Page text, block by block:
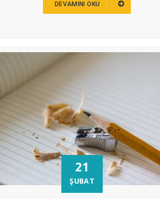
DEVAMINI OKU
21
ŞUBAT